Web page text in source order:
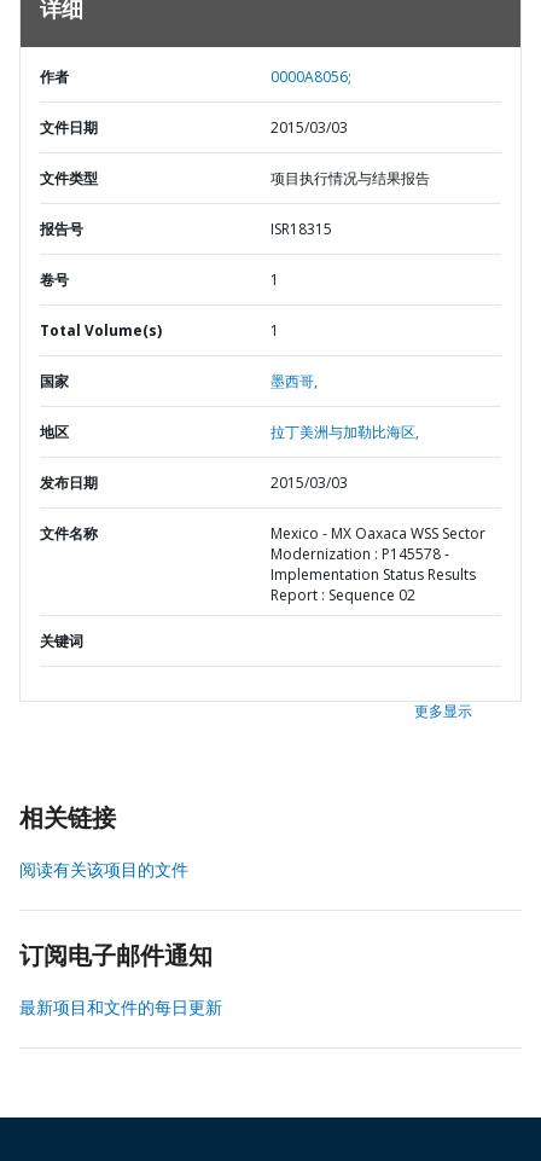
详细
作者 0000A8056;
文件日期 2015/03/03
文件类型 项目执行情况与结果报告
报告号 ISR18315
卷号 1
Total Volume(s) 1
国家 墨西哥,
地区 拉丁美洲与加勒比海区,
发布日期 2015/03/03
文件名称
Mexico - MX Oaxaca WSS Sector
Modernization : P145578 -
Implementation Status Results
Report : Sequence 02
关键词
更多显示
相关链接
阅读有关该项目的文件
订阅电子邮件通知
最新项目和文件的每日更新